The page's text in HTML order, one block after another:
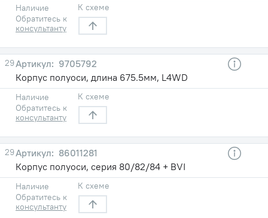
Наличие
Обратитесь к
консультанту
К схеме
29
9705792
Корпус полуоси, длина 675.5мм, L4WD
Наличие
Обратитесь к
консультанту
К схеме
29
86011281
Корпус полуоси, серия 80/82/84 + BVI
Наличие
Обратитесь к
консультанту
К схеме